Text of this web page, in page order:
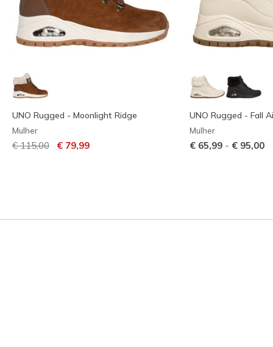
UNO Rugged - Moonlight Ridge
Mulher
Preço com desconto de
€ 115,00 para
€ 79,99
UNO Rugged - Fall
Mulher
€ 65,99 - € 95,00